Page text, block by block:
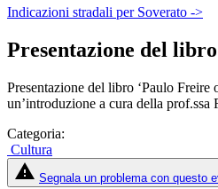
Indicazioni stradali per Soverato ->
Presentazione del
Presentazione del libro ‘Paulo
un’introduzione a cura della
Categoria:
Cultura
report_problem Segnala un problema con questo